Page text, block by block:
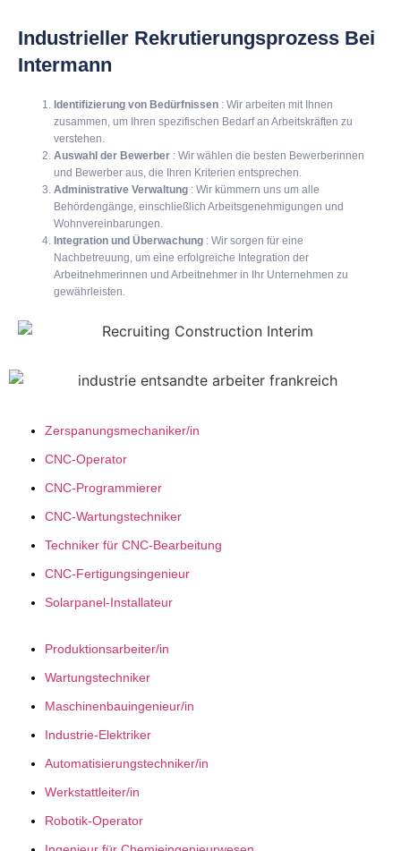
Industrieller Rekrutierungsprozess Bei
Intermann
Identifizierung von Bedürfnissen : Wir arbeiten mit Ihnen
zusammen, um Ihren spezifischen Bedarf an Arbeitskräften zu
verstehen.
Auswahl der Bewerber : Wir wählen die besten Bewerberinnen
und Bewerber aus, die Ihren Kriterien entsprechen.
Administrative Verwaltung : Wir kümmern uns um alle
Behördengänge, einschließlich Arbeitsgenehmigungen und
Wohnvereinbarungen.
Integration und Überwachung : Wir sorgen für eine
Nachbetreuung, um eine erfolgreiche Integration der
Arbeitnehmerinnen und Arbeitnehmer in Ihr Unternehmen zu
gewährleisten.
Produktionsarbeiter/in
Wartungstechniker
Maschinenbauingenieur/in
Industrie-Elektriker
Automatisierungstechniker/in
Werkstattleiter/in
Robotik-Operator
Zerspanungsmechaniker/in
CNC-Operator
CNC-Programmierer
CNC-Wartungstechniker
Techniker für CNC-Bearbeitung
CNC-Fertigungsingenieur
Solarpanel-Installateur